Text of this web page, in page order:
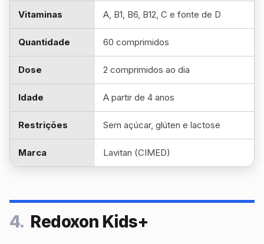
Vitaminas A, B1, B6, B12, C e fonte de D
Quantidade 60 comprimidos
Dose 2 comprimidos ao dia
Idade A partir de 4 anos
Restrições Sem açúcar, glúten e lactose
Marca Lavitan (CIMED)
4. Redoxon Kids+